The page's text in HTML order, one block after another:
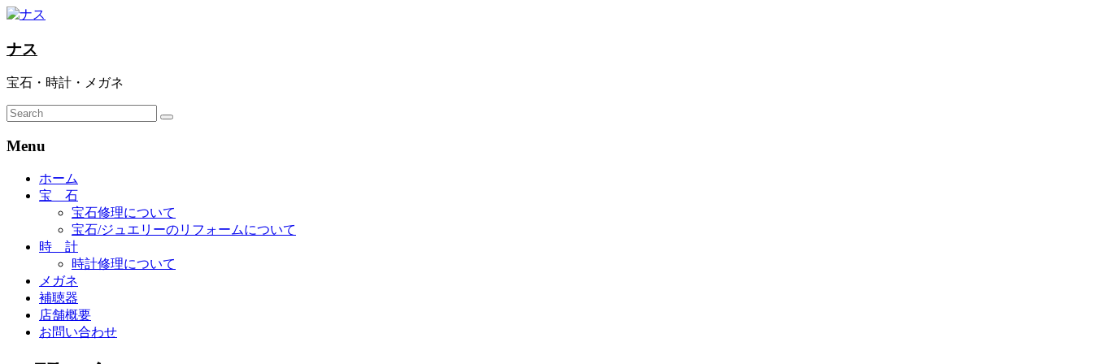
ナス
宝石・時計・メガネ
Menu
ホーム
宝 石
宝石修理について
宝石/ジュエリーのリフォームについて
時 計
時計修理について
メガネ
補聴器
店舗概要
お問い合わせ